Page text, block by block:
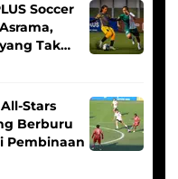
Soccer
Tak
Stars
Berburu
Pembinaan